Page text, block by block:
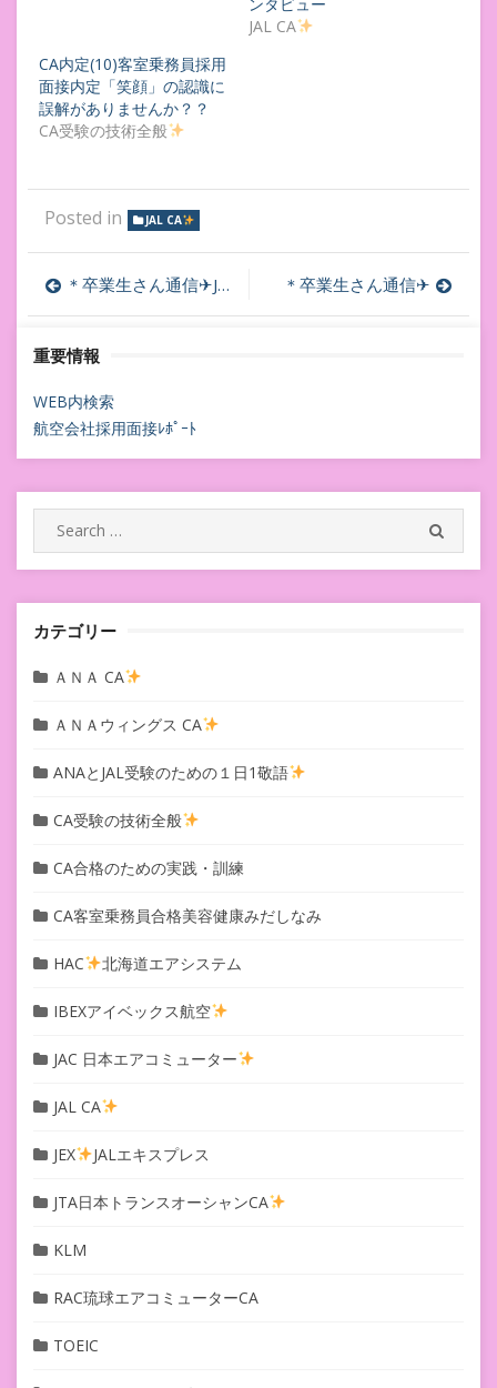
JAL CA
CA内定(10)客室乗務員採用
面接内定「笑顔」の認識に
誤解がありませんか？？
CA受験の技術全般
Posted in JAL CA
投
稿
ナ
ビ
ゲ
ー
シ
ョ
ン
＊卒業生さん通信✈JTA ＊卒業生さん通信✈
重要情報
WEB内検索
航空会社採用面接ﾚﾎﾟｰﾄ
Search
for:
カテゴリー
ＡＮＡ CA
ＡＮＡウィングス CA
ANAとJAL受験のための１日1敬語
CA受験の技術全般
CA合格のための実践・訓練
CA客室乗務員合格美容健康みだしなみ
HAC 北海道エアシステム
IBEXアイベックス航空
JAC 日本エアコミューター
JAL CA
JEX JALエキスプレス
JTA日本トランスオーシャンCA
KLM
RAC琉球エアコミューターCA
TOEIC